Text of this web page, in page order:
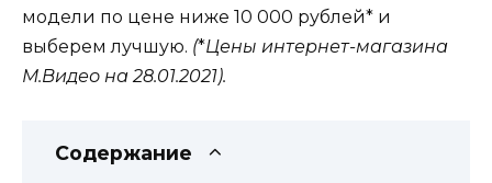
модели по цене ниже 10 000 рублей* и
выберем лучшую. (*Цены интернет-магазина
М.Видео на 28.01.2021).
Содержание